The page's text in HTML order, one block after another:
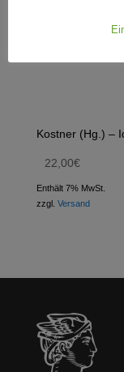
Kostner (Hg.) –
22,00€
Enthält 7% MwSt.
zzgl. Versand